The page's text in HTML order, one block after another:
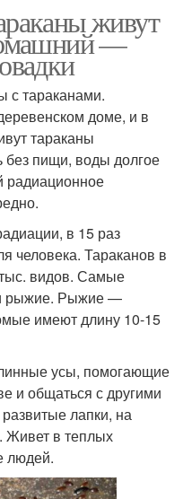
живут
—
с тараканами.
доме, и в
тараканы
пищи, воды долгое
радиационное
в 15 раз
Тараканов в
видов. Самые
рыжие. Рыжие —
имеют длину 10-15
усы, помогающие
и общаться с другими
лапки, на
Живет в теплых
людей.